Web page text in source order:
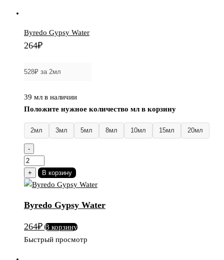
Byredo Gypsy Water
264₽
39 мл в наличии
Положите нужное количество мл в корзину
2мл 3мл 5мл 8мл 10мл 15мл 20мл
-
Количество
товара
Byredo
Water
+ В корзину
Byredo Gypsy Water
264₽ В корзину
Быстрый просмотр